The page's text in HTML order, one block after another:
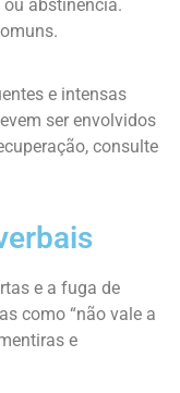
abstinência.
e intensas
ser envolvidos
consulte
e a fuga de
como “não vale a
e